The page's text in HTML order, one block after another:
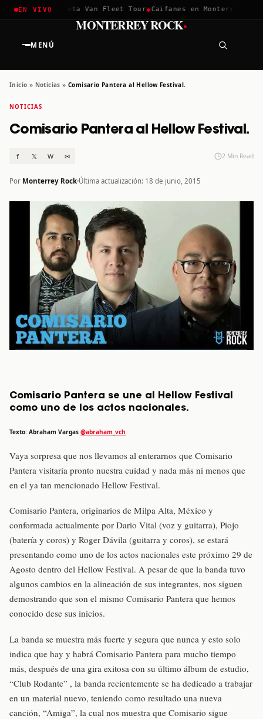
EN VIVO
2026 ✱Greta Van Fleet Tour✱Caifanes en Monterrey · 12
MENÚ
MONTERREY ROCK·
Inicio » Noticias » Comisario Pantera al Hellow Festival.
NOTICIAS
Comisario Pantera al Hellow Festival.
f 𝕏 W ✉ 2 Min Read
Por Monterrey Rock Última actualización: 18 de junio, 2015
Comisario Pantera se une al Hellow Festival
como uno de los actos nacionales.
Texto: Abraham Vargas @abraham_vch
Vaya sorpresa que nos llevamos al enterarnos que Comisario
Pantera visitaría pronto nuestra cuidad y nada más ni menos que
en el ya tan mencionado Hellow Festival.
Comisario Pantera, originarios de Milpa Alta, México y
conformada actualmente por Dario Vital (voz y guitarra), Piojo
(batería y coros) y Roger Dávila (guitarra y coros), se estará
presentando como uno de los actos nacionales este próximo 29 de
Agosto dentro del Hellow Festival. A pesar de que la banda tuvo
algunos cambios en la alineación de sus integrantes, nos siguen
demostrando que son el mismo Comisario Pantera que hemos
conocido dese sus inicios.
La banda se muestra más fuerte y segura que nunca y esto solo
indica que hay y habrá Comisario Pantera para mucho tiempo
más, después de una gira exitosa con su último álbum de estudio,
“Club Rodante” , la banda recientemente se ha dedicado a trabajar
en un material nuevo, teniendo como resultado una nueva
canción, “Amiga”, la cual nos muestra que Comisario sigue